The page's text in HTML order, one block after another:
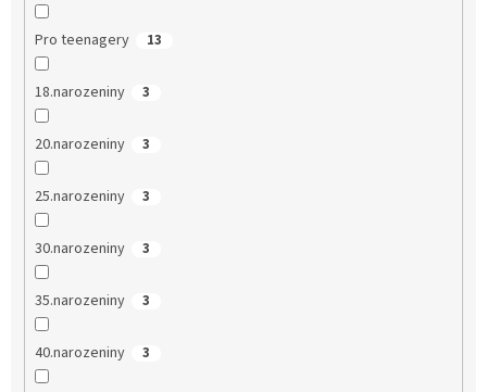
Pro teenagery 13
18.narozeniny 3
20.narozeniny 3
25.narozeniny 3
30.narozeniny 3
35.narozeniny 3
40.narozeniny 3